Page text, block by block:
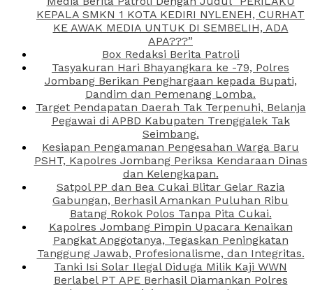
KEPALA SMKN 1 KOTA KEDIRI NYLENEH, CURHAT
KE AWAK MEDIA UNTUK DI SEMBELIH, ADA
APA???”
Box Redaksi Berita Patroli
Tasyakuran Hari Bhayangkara ke -79, Polres
Jombang Berikan Penghargaan kepada Bupati,
Dandim dan Pemenang Lomba.
Target Pendapatan Daerah Tak Terpenuhi, Belanja
Pegawai di APBD Kabupaten Trenggalek Tak
Seimbang.
Kesiapan Pengamanan Pengesahan Warga Baru
PSHT, Kapolres Jombang Periksa Kendaraan Dinas
dan Kelengkapan.
Satpol PP dan Bea Cukai Blitar Gelar Razia
Gabungan, Berhasil Amankan Puluhan Ribu
Batang Rokok Polos Tanpa Pita Cukai.
Kapolres Jombang Pimpin Upacara Kenaikan
Pangkat Anggotanya, Tegaskan Peningkatan
Tanggung Jawab, Profesionalisme, dan Integritas.
Tanki Isi Solar Ilegal Diduga Milik Kaji WWN
Berlabel PT APE Berhasil Diamankan Polres